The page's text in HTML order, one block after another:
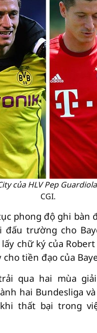
của HLV Pep
CGI.
phong độ ghi bàn
trường cho
chữ ký của
tiền đạo của
qua hai mùa
hai Bundesliga
thất bại trong